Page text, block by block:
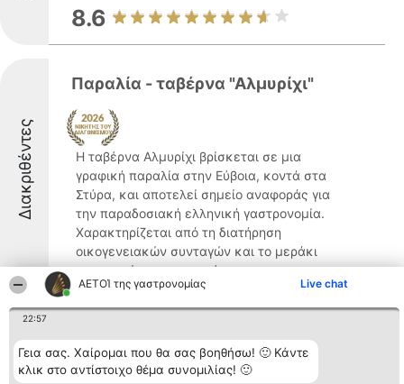
ΑΕΤΟΊ της γαστρονομίας Live chat
22:57
Γεια σας. Χαίρομαι που θα σας βοηθήσω! 🙂 Κάντε
κλικ στο αντίστοιχο θέμα συνομιλίας! 🙂
8.6
Διακριθέντες
Παραλία - ταβέρνα "Αλμυρίχι"
Η ταβέρνα Αλμυρίχι βρίσκεται σε μια
γραφική παραλία στην Εύβοια, κοντά στα
Στύρα, και αποτελεί σημείο αναφοράς για
την παραδοσιακή ελληνική γαστρονομία.
Χαρακτηρίζεται από τη διατήρηση
οικογενειακών συνταγών και το μεράκι
στο μαγείρεμα, προσφέροντας ...
8.2
Ταβέρνα Παλυβός